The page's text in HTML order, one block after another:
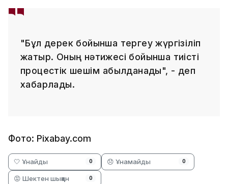
"Бұл дерек бойынша тергеу жүргізіліп
жатыр. Оның нәтижесі бойынша тиісті
процестік шешім қабылданады", - деп
хабарлады.
Фото: Pixabay.com
🤍 Ұнайды 0 😞 Ұнамайды 0
😡 Шектен шыққан 0